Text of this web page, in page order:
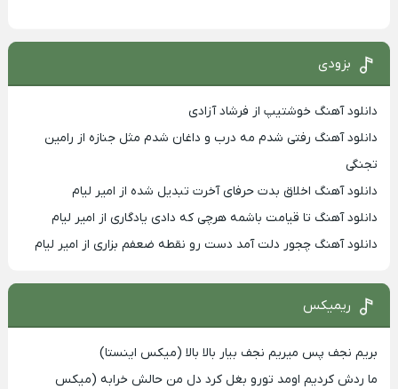
بزودی
دانلود آهنگ خوشتیپ از فرشاد آزادی
دانلود آهنگ رفتی شدم مه درب و داغان شدم مثل جنازه از رامین
تجنگی
دانلود آهنگ اخلاق بدت حرفای آخرت تبدیل شده از امیر لیام
دانلود آهنگ تا قیامت باشمه هرچی که دادی یادگاری از امیر لیام
دانلود آهنگ چجور دلت آمد دست رو نقطه ضعفم بزاری از امیر لیام
ریمیکس
بریم نجف پس میریم نجف بیار بالا بالا (میکس اینستا)
ما ردش کردیم اومد تورو بغل کرد دل من حالش خرابه (میکس